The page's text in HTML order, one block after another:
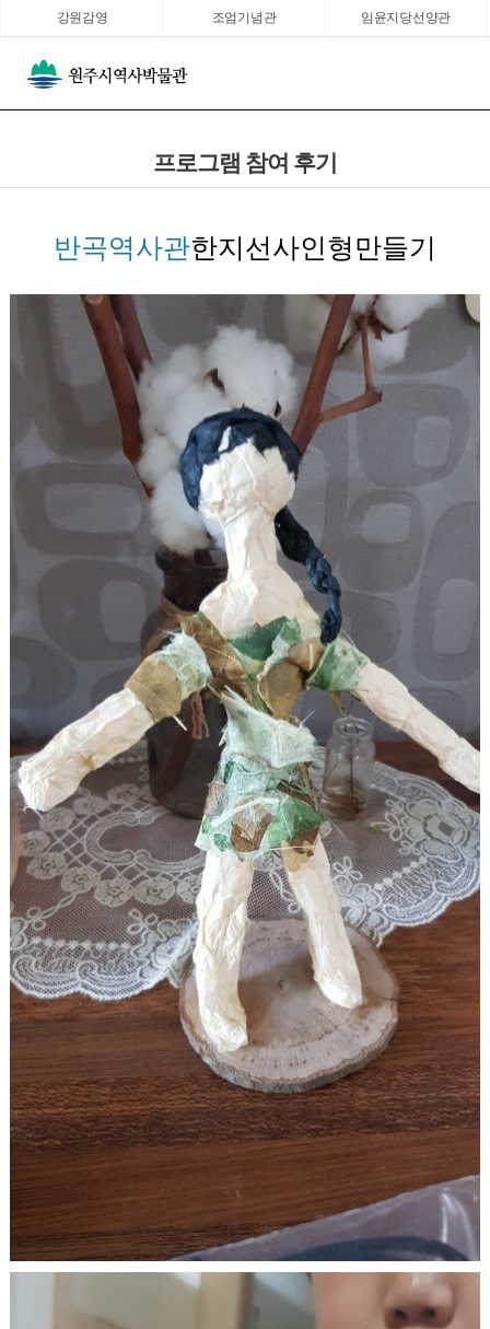
강원감영 조엄기념관 임윤지당선양관
프로그램 참여 후기
반곡역사관한지선사인형만들기